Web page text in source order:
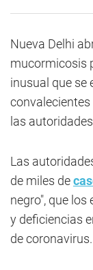
Nueva Delhi
mucormicosis
inusual que se
convalecientes
las
Las
de miles de
negro", que
y deficiencias
de coronavirus.